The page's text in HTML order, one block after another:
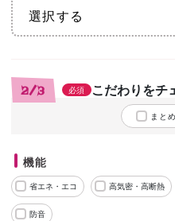
2/3 必須 こだわりをチ
まと
機能
省エネ・エコ 高気密・高断熱
防音